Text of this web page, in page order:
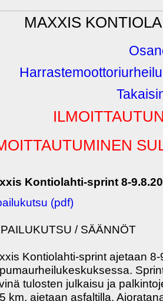
MAXXIS
Kontiolahti-sprint 8-
(pdf)
/ SÄÄNNÖT
Kontiolahti-sprint ajetaan
tulosten julkaisu ja
km, ajetaan asfaltilla.